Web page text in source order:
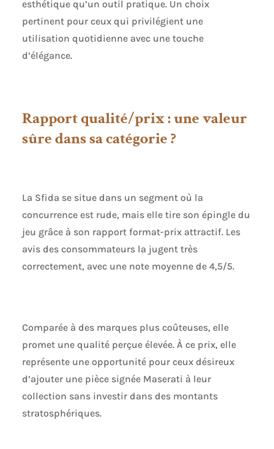
esthétique qu’un outil pratique. Un choix
pertinent pour ceux qui privilégient une
utilisation quotidienne avec une touche
d’élégance.
Rapport qualité/prix : une valeur
sûre dans sa catégorie ?
La Sfida se situe dans un segment où la
concurrence est rude, mais elle tire son épingle du
jeu grâce à son rapport format-prix attractif. Les
avis des consommateurs la jugent très
correctement, avec une note moyenne de 4,5/5.
Comparée à des marques plus coûteuses, elle
promet une qualité perçue élevée. À ce prix, elle
représente une opportunité pour ceux désireux
d’ajouter une pièce signée Maserati à leur
collection sans investir dans des montants
stratosphériques.